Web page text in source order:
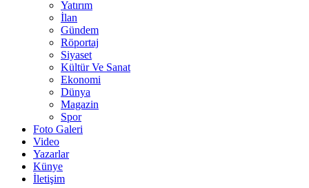
Yatırım
İlan
Gündem
Röportaj
Siyaset
Kültür Ve Sanat
Ekonomi
Dünya
Magazin
Spor
Foto Galeri
Video
Yazarlar
Künye
İletişim